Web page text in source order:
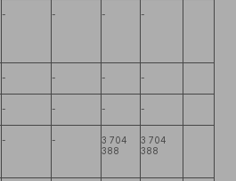
- - - -
- - - -
- - - -
- -
3 704
388
3 704
388